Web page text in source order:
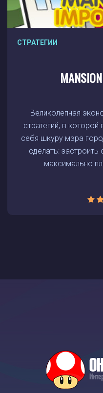
СТРАТЕГИИ
Великолепная
стратегий, в
себя шкуру мэра
сделать:
максимально